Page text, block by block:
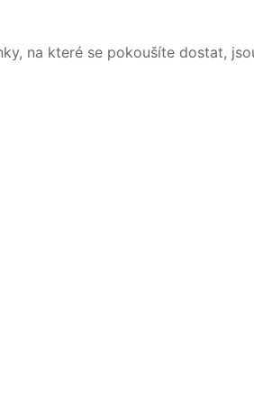
na které se pokoušíte dostat,